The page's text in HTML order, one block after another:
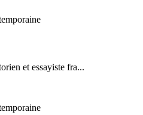
et essayiste fra...